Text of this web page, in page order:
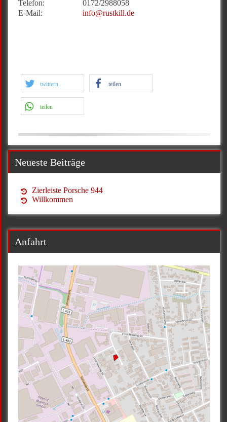
Telefon:
0172/2988058
E-Mail:
info@rustkill.de
twittern teilen
teilen
Neueste Beiträge
Zierleiste Porsche 944
Willkommen
Anfahrt